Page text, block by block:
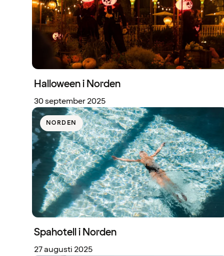
Halloween i Norden
30 september 2025
NORDEN
Spahotell i Norden
27 augusti 2025